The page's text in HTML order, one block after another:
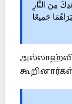
مِنَ النَّارِ
جَمِيعًا